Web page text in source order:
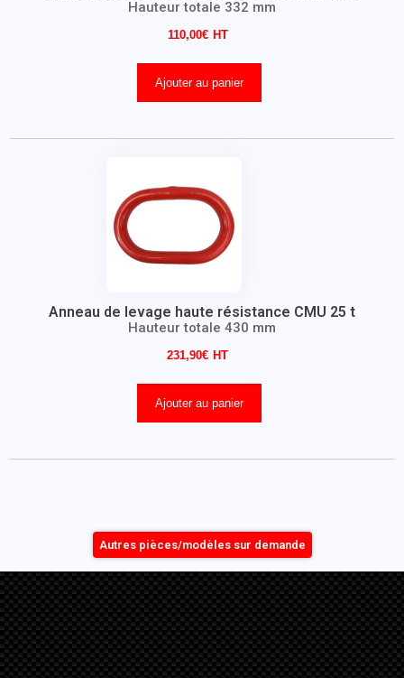
Hauteur totale 332 mm
110,00€
Ajouter au panier
Anneau de levage haute résistance CMU 25 t
Hauteur totale 430 mm
231,90€
Ajouter au panier
Autres pièces/modèles sur demande